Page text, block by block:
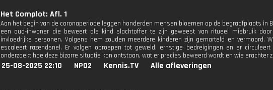
Het Complot: Afl. 1
Aan het begin van de coronaperiode leggen honderden mensen bloemen op de begraafplaats in
een oud-inwoner die beweert als kind slachtoffer te zijn geweest van ritueel misbruik
invloedrijke personen. Volgens hem zouden meerdere kinderen zijn gemarteld en vermoord.
escaleert razendsnel. Er volgen oproepen tot geweld, ernstige bedreigingen en er
onderzoekt hoe deze bizarre situatie kon ontstaan, wat er precies beweerd wordt en wie erachter
25-08-2025 22:10 NPO2 Kennis.TV Alle afleveringen